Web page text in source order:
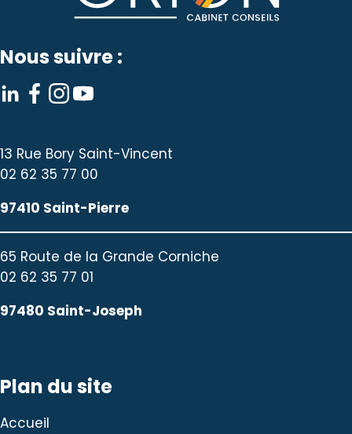
Nous suivre :
13 Rue Bory Saint-Vincent
02 62 35 77 00
97410 Saint-Pierre
65 Route de la Grande Corniche
02 62 35 77 01
97480 Saint-Joseph
Plan du site
Accueil